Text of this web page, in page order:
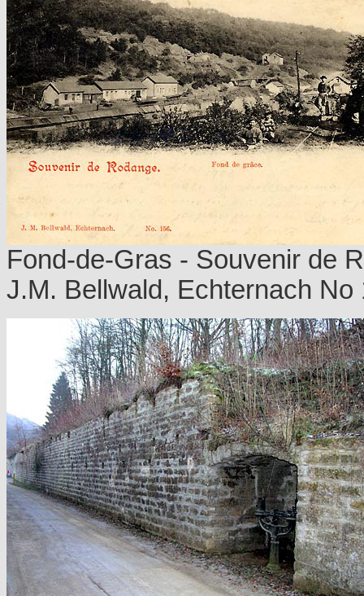
Fond-de-Gras - Souvenir de
J.M. Bellwald, Echternach